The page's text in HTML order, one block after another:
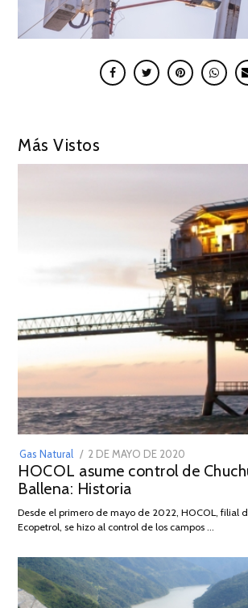
Más Vistos
Gas Natural
POSTED
ON
2 DE MAYO DE 2020
DE
2026
HOCOL asume control de
Ballena: Historia
Desde el primero de mayo de 2022, HOCOL, filial
Ecopetrol, se hizo al control de los campos …